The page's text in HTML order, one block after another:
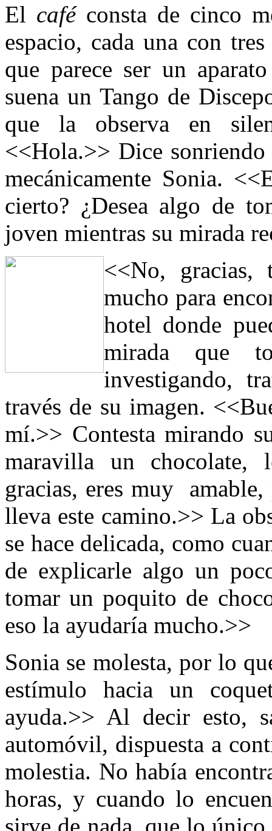
El caféconsta de cinco
espacio, cada una con
que parece ser un
suena un Tango de
que la observa en
<<Hola.>> Dice
mecánicamente Sonia.
cierto? ¿Desea algo de
joven mientras su mirada
<<No, gracias,
mucho para
hotel donde
mirada que
investigando,
través de su imagen.
mí.>> Contesta mirando
maravilla un chocolate,
gracias, eres muy
lleva este camino.>> La
se hace delicada, como
de explicarle algo un
tomar un poquito de
eso la ayudaría mucho.>>
Sonia se molesta, por lo
estímulo hacia un
ayuda.>> Al decir esto,
automóvil, dispuesta a
molestia. No había
horas, y cuando lo
sirve de nada, que lo